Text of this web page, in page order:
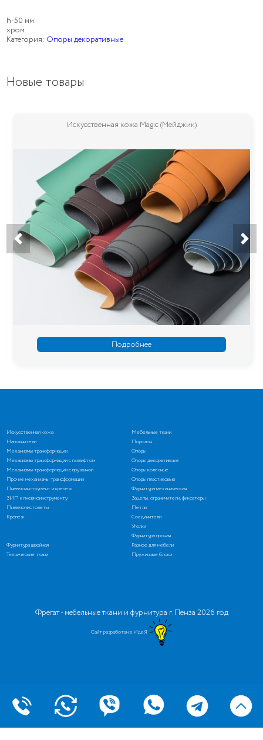
h-50 мм
хром
Категория: Опоры декоративные
Новые товары
Искусственная кожа Magic (Мейджик)
Подробнее
Искусственная кожа
Мебельные ткани
Наполнители
Поролон
Механизмы трансформации
Механизмы трансформации с газлифтом
Механизмы трансформации с пружиной
Прочие механизмы трансформации
Опоры
Опоры декоративные
Опоры колесные
Опоры пластиковые
Пневмоинструмент и крепеж
ЗИП к пневмоинструменту
Пневмопистолеты
Крепеж
Фурнитура механическая
Зацепы, ограничители, фиксаторы
Петли
Соединители
Уголки
Фурнитура прочая
Фурнитура швейная
Разное для мебели
Технические ткани
Пружинные блоки
Фрегат - мебельные ткани и фурнитура г. Пенза 2026 год
Сайт разработан в ИдеЯ